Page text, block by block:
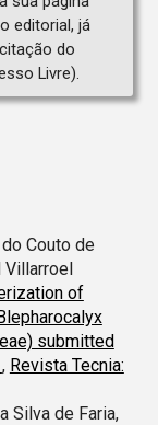
editorial, já
do
Livre).
Couto de
Villarroel
of
submitted
, Revista Tecnia:
Silva de Faria,